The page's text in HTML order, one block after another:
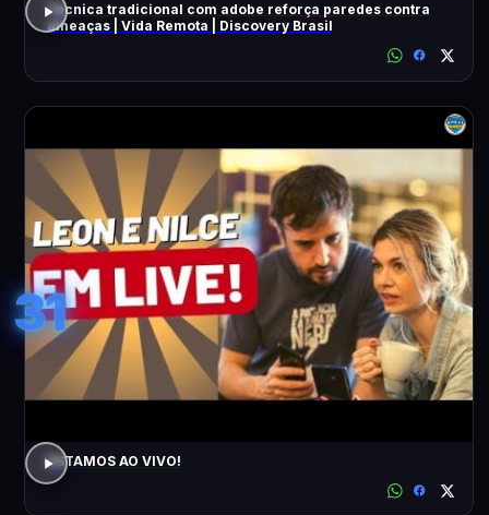
Técnica tradicional com adobe reforça paredes contra
ameaças | Vida Remota | Discovery Brasil
31
ESTAMOS AO VIVO!